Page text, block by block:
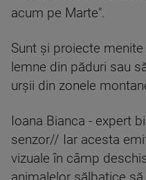
acum pe Marte".
Sunt și proiecte
lemne din păduri sau
urșii din zonele
Ioana Bianca - expert
senzor// Iar acesta
vizuale în câmp